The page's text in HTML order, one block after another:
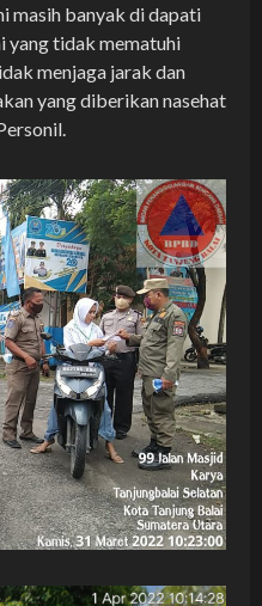
masih banyak di dapati
yang tidak mematuhi
menjaga jarak dan
yang diberikan nasehat